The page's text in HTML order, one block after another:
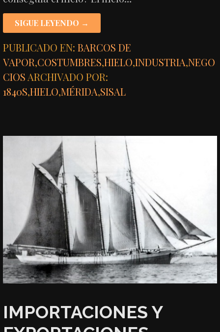
SIGUE LEYENDO →
PUBLICADO EN:BARCOS DE
VAPOR,COSTUMBRES,HIELO,INDUSTRIA,NEGO
CIOS ARCHIVADO POR:
1840S,HIELO,MÉRIDA,SISAL
IMPORTACIONES Y